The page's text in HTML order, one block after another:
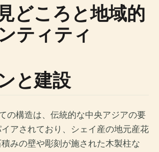
どころと地域的
ティティ
と建設
の構造は、伝統的な中央アジアの要
アされており、シェイ産の地元産花
みの壁や彫刻が施された木製柱な